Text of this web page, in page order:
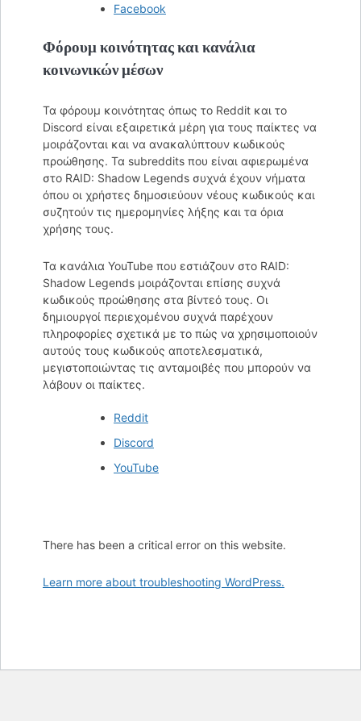
Facebook
Φόρουμ κοινότητας και κανάλια
κοινωνικών μέσων
Τα φόρουμ κοινότητας όπως το Reddit και το
Discord είναι εξαιρετικά μέρη για τους παίκτες να
μοιράζονται και να ανακαλύπτουν κωδικούς
προώθησης. Τα subreddits που είναι αφιερωμένα
στο RAID: Shadow Legends συχνά έχουν νήματα
όπου οι χρήστες δημοσιεύουν νέους κωδικούς και
συζητούν τις ημερομηνίες λήξης και τα όρια
χρήσης τους.
Τα κανάλια YouTube που εστιάζουν στο RAID:
Shadow Legends μοιράζονται επίσης συχνά
κωδικούς προώθησης στα βίντεό τους. Οι
δημιουργοί περιεχομένου συχνά παρέχουν
πληροφορίες σχετικά με το πώς να χρησιμοποιούν
αυτούς τους κωδικούς αποτελεσματικά,
μεγιστοποιώντας τις ανταμοιβές που μπορούν να
λάβουν οι παίκτες.
Reddit
Discord
YouTube
There has been a critical error on this website.
Learn more about troubleshooting WordPress.